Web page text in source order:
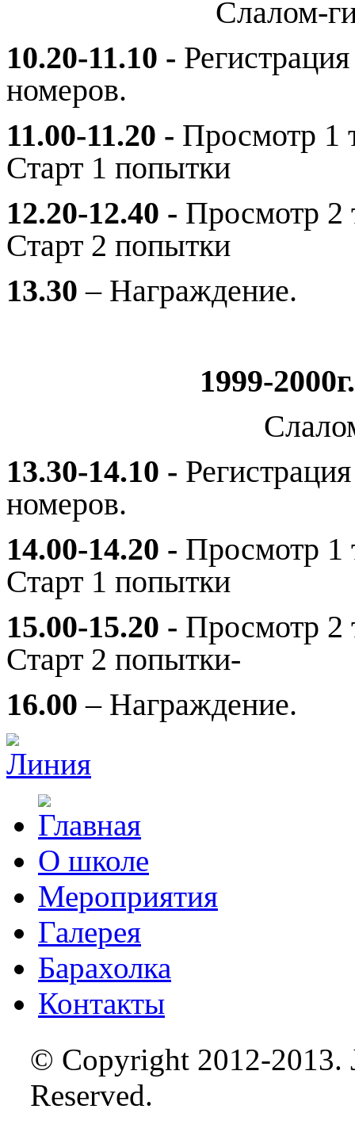
Слалом-
10.20-11.10 -
номеров.
11.00-11.20 - Просмотр 1
Старт 1 попытки
12.20-12.40 - Просмотр 2
Старт 2 попытки
13.30 – Награждение.
1999-
13.30-14.10 -
номеров.
14.00-14.20 - Просмотр 1
Старт 1 попытки
15.00-15.20 - Просмотр 2
Старт 2 попытки-
16.00 – Награждение.
О школе
Мероприятия
Галерея
Барахолка
Контакты
© Copyright 2012-2013.
Reserved.